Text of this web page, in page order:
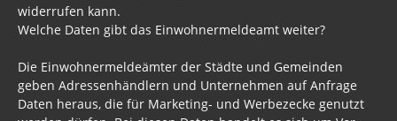
widerrufen kann.
Welche Daten gibt das Einwohnermeldeamt weiter?
Die Einwohnermeldeämter der Städte und Gemeinden
geben Adressenhändlern und Unternehmen auf Anfrage
Daten heraus, die für Marketing- und Werbezecke genutzt